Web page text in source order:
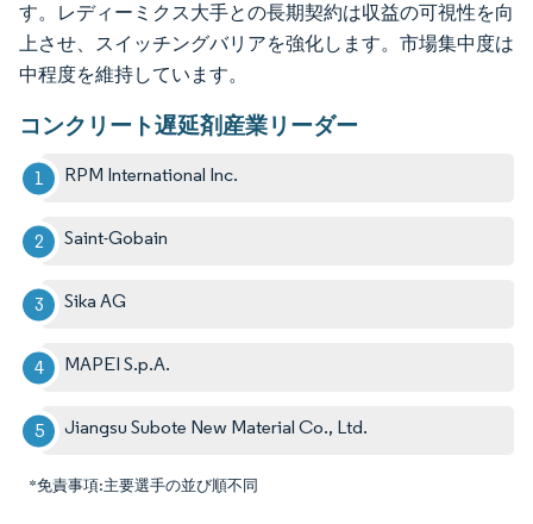
す。レディーミクス大手との長期契約は収益の可視性を向
上させ、スイッチングバリアを強化します。市場集中度は
中程度を維持しています。
コンクリート遅延剤産業リーダー
RPM International Inc.
Saint-Gobain
Sika AG
MAPEI S.p.A.
Jiangsu Subote New Material Co., Ltd.
*免責事項:主要選手の並び順不同